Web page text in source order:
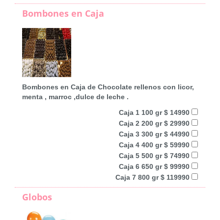
Bombones en Caja
Bombones en Caja de Chocolate rellenos con licor,
menta , marroc ,dulce de leche .
Caja 1 100 gr $ 14990
Caja 2 200 gr $ 29990
Caja 3 300 gr $ 44990
Caja 4 400 gr $ 59990
Caja 5 500 gr $ 74990
Caja 6 650 gr $ 99990
Caja 7 800 gr $ 119990
Globos